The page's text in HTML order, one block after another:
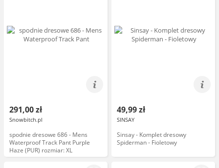
291,00 zł
Snowbitch.pl
spodnie dresowe 686 - Mens
Waterproof Track Pant Purple
Haze (PUR) rozmiar: XL
49,99 zł
SINSAY
Sinsay - Komplet dresowy
Spiderman - Fioletowy